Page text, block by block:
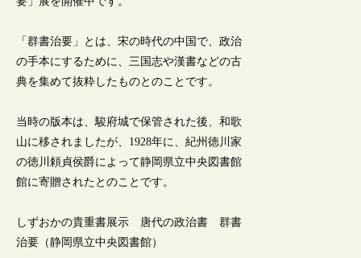
「群書治要」とは、宋の時代の中国で、政治
の手本にするために、三国志や漢書などの古
典を集めて抜粋したものとのことです。
当時の版本は、駿府城で保管された後、和歌
山に移されましたが、1928年に、紀州徳川家
の徳川頼貞侯爵によって静岡県立中央図書館
館に寄贈されたとのことです。
しずおかの貴重書展示 唐代の政治書 群書
治要（静岡県立中央図書館）